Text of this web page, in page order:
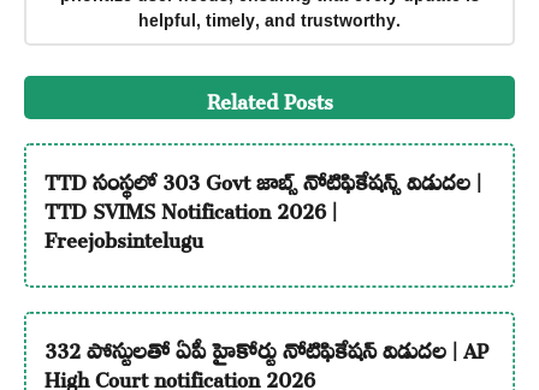
helpful, timely, and trustworthy.
Related Posts
TTD సంస్థలో 303 Govt జాబ్స్ నోటిఫికేషన్స్ విడుదల |
TTD SVIMS Notification 2026 |
Freejobsintelugu
332 పోస్టులతో ఏపీ హైకోర్టు నోటిఫికేషన్ విడుదల | AP
High Court notification 2026